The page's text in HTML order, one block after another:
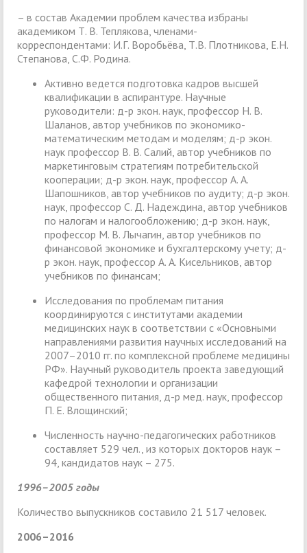
– в состав Академии проблем качества избраны
академиком Т. В. Теплякова, членами-
корреспондентами: И.Г. Воробьёва, Т.В. Плотникова, Е.Н.
Степанова, С.Ф. Родина.
Активно ведется подготовка кадров высшей
квалификации в аспирантуре. Научные
руководители: д-р экон. наук, профессор Н. В.
Шаланов, автор учебников по экономико-
математическим методам и моделям; д-р экон.
наук профессор В. В. Салий, автор учебников по
маркетинговым стратегиям потребительской
кооперации; д-р экон. наук, профессор А. А.
Шапошников, автор учебников по аудиту; д-р экон.
наук, профессор С. Д. Надеждина, автор учебников
по налогам и налогообложению; д-р экон. наук,
профессор М. В. Лычагин, автор учебников по
финансовой экономике и бухгалтерскому учету; д-
р экон. наук, профессор А. А. Кисельников, автор
учебников по финансам;
Исследования по проблемам питания
координируются с институтами академии
медицинских наук в соответствии с «Основными
направлениями развития научных исследований на
2007–2010 гг. по комплексной проблеме медицины
РФ». Научный руководитель проекта заведующий
кафедрой технологии и организации
общественного питания, д-р мед. наук, профессор
П. Е. Влощинский;
Численность научно-педагогических работников
составляет 529 чел., из которых докторов наук –
94, кандидатов наук – 275.
1996–2005 годы
Количество выпускников составило 21 517 человек.
2006–2016